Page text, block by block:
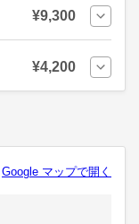
¥9,300
¥4,200
Google マップで開く